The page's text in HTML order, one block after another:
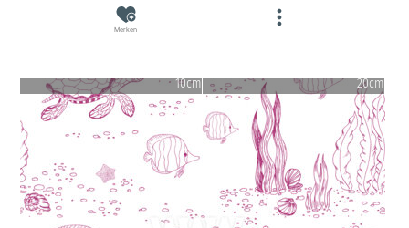
Merken
10cm 20cm